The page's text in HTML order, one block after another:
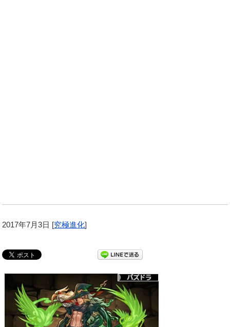
2017年7月3日 [究極進化]